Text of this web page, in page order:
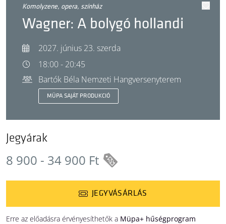
komolyzene, opera, színház
Wagner: A bolygó hollandi
2027. június 23. szerda
18:00 - 20:45
Bartók Béla Nemzeti Hangversenyterem
MÜPA SAJÁT PRODUKCIÓ
Jegyárak
8 900 - 34 900 Ft
JEGYVÁSÁRLÁS
Erre az előadásra érvényesíthetők a Müpa+ hűségprogram